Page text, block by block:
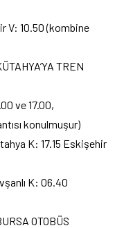
V: 10.50 (kombine
TREN
ve 17.00,
konulmuşur)
K: 17.15 Eskişehir
K: 06.40
OTOBÜS